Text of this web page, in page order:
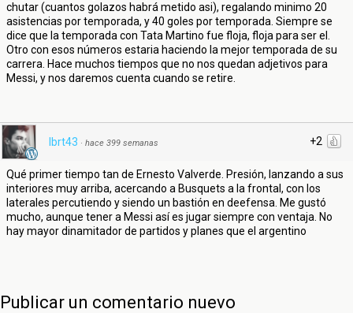
chutar (cuantos golazos habrá metido asi), regalando minimo 20
asistencias por temporada, y 40 goles por temporada. Siempre se
dice que la temporada con Tata Martino fue floja, floja para ser el.
Otro con esos números estaria haciendo la mejor temporada de su
carrera. Hace muchos tiempos que no nos quedan adjetivos para
Messi, y nos daremos cuenta cuando se retire.
+2
lbrt43 · hace 399 semanas
Qué primer tiempo tan de Ernesto Valverde. Presión, lanzando a sus
interiores muy arriba, acercando a Busquets a la frontal, con los
laterales percutiendo y siendo un bastión en deefensa. Me gustó
mucho, aunque tener a Messi así es jugar siempre con ventaja. No
hay mayor dinamitador de partidos y planes que el argentino
Publicar un comentario nuevo